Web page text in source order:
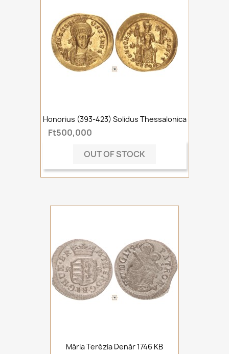
Honorius (393-423) Solidus Thessalonica
Ft500,000
OUT OF STOCK
Mária Terézia Denár 1746 KB